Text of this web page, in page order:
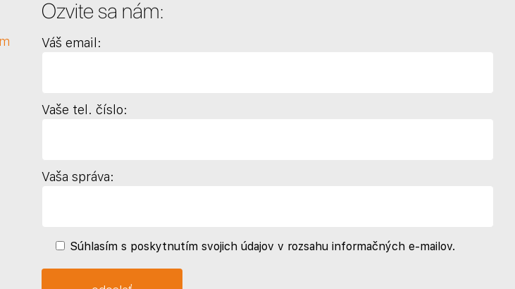
Ozvite sa nám:
Váš email:
Vaše tel. číslo:
Vaša správa:
Súhlasím s poskytnutím svojich údajov v rozsahu informačných e-mailov.